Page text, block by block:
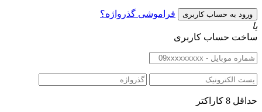
فراموشی گذرواژه؟
یا
ساخت حساب کاربری
حداقل 8 کاراکتر